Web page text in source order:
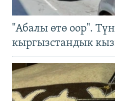
"Абалы өтө оор".
кыргызстандык